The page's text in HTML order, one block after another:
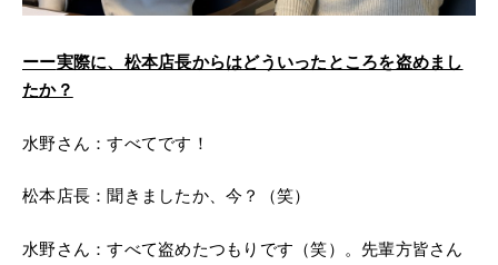
ーー実際に、松本店長からはどういったところを盗めまし
たか？
水野さん：すべてです！
松本店長：聞きましたか、今？（笑）
水野さん：すべて盗めたつもりです（笑）。先輩方皆さん